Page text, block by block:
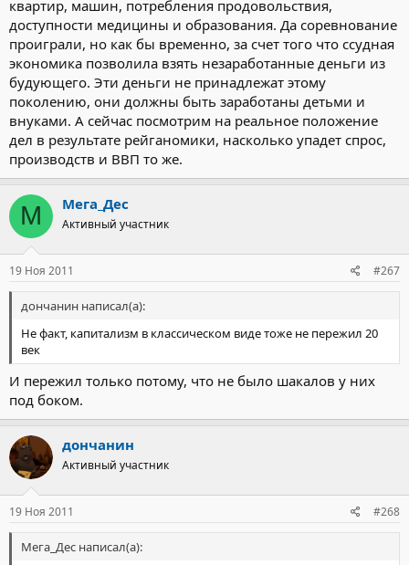
квартир, машин, потребления продовольствия,
доступности медицины и образования. Да соревнование
проиграли, но как бы временно, за счет того что ссудная
экономика позволила взять незаработанные деньги из
будующего. Эти деньги не принадлежат этому
поколению, они должны быть заработаны детьми и
внуками. А сейчас посмотрим на реальное положение
дел в результате рейганомики, насколько упадет спрос,
производств и ВВП то же.
М Мега_Дес
Активный участник
19 Ноя 2011 #267
дончанин написал(а):
Не факт, капитализм в классическом виде тоже не пережил 20
век
И пережил только потому, что не было шакалов у них
под боком.
дончанин
Активный участник
19 Ноя 2011 #268
Мега_Дес написал(а):